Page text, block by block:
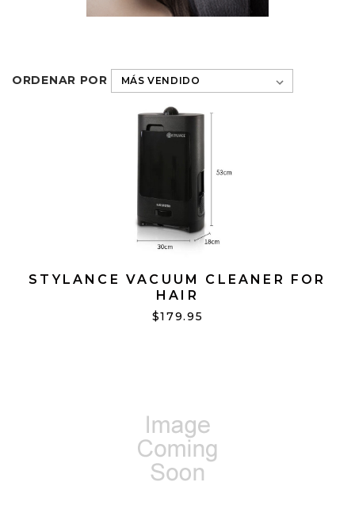
ORDENAR POR
STYLANCE VACUUM CLEANER FOR
HAIR
$179.95